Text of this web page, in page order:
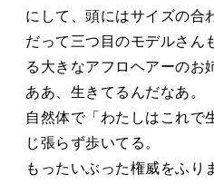
にして、頭にはサイズの合
だって三つ目のモデルさん
る大きなアフロヘアーのお
ああ、生きてるんだなあ。
自然体で「わたしはこれで
じ張らず歩いてる。
もったいぶった権威をふり